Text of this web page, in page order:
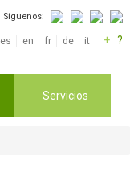
Síguenos:
es en fr de it + ?
Servicios